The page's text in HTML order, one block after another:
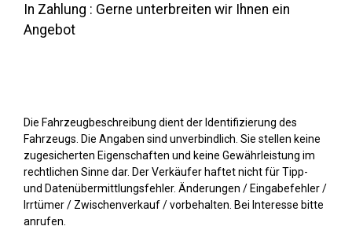
In Zahlung : Gerne unterbreiten wir Ihnen ein
Angebot
Die Fahrzeugbeschreibung dient der Identifizierung des
Fahrzeugs. Die Angaben sind unverbindlich. Sie stellen keine
zugesicherten Eigenschaften und keine Gewährleistung im
rechtlichen Sinne dar. Der Verkäufer haftet nicht für Tipp-
und Datenübermittlungsfehler. Änderungen / Eingabefehler /
Irrtümer / Zwischenverkauf / vorbehalten. Bei Interesse bitte
anrufen.